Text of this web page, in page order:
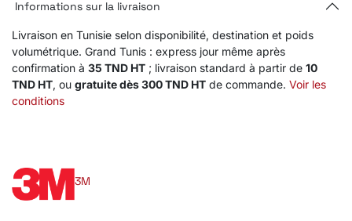
Informations sur la livraison
Livraison en Tunisie selon disponibilité, destination et poids
volumétrique. Grand Tunis : express jour même après
confirmation à 35 TND HT ; livraison standard à partir de 10
TND HT, ou gratuite dès 300 TND HT de commande. Voir les
conditions
3M